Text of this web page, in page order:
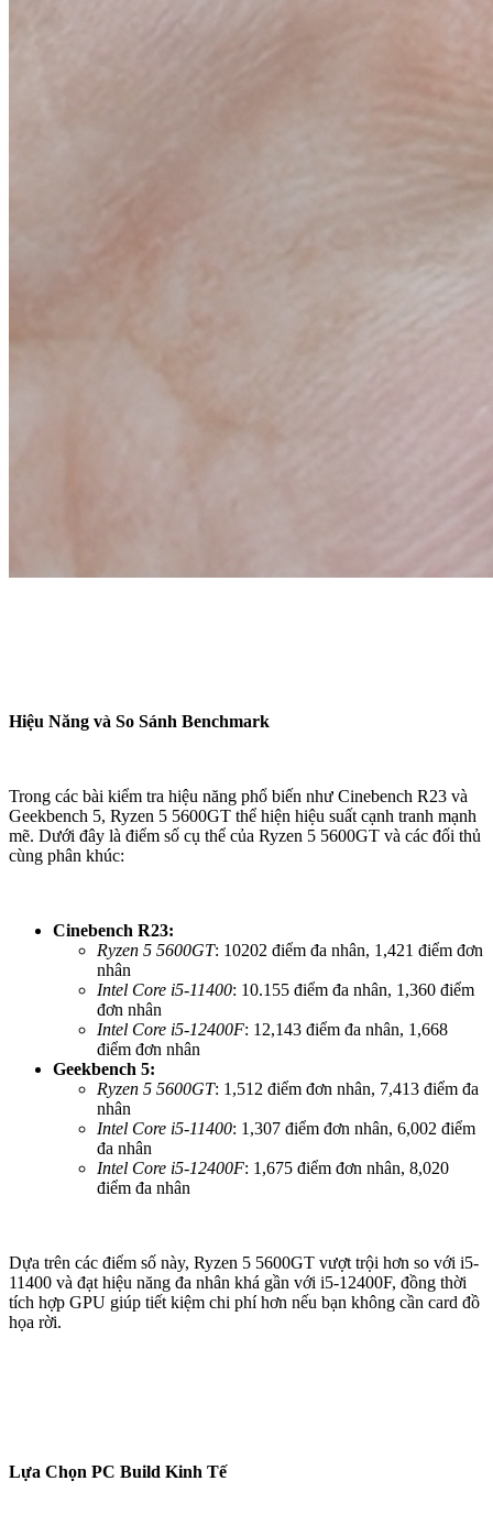
Hiệu Năng và So Sánh Benchmark
Trong các bài kiểm tra hiệu năng phổ biến như Cinebench R23 và
Geekbench 5, Ryzen 5 5600GT thể hiện hiệu suất cạnh tranh mạnh
mẽ. Dưới đây là điểm số cụ thể của Ryzen 5 5600GT và các đối thủ
cùng phân khúc:
Cinebench R23:
Ryzen 5 5600GT: 10202 điểm đa nhân, 1,421 điểm đơn
nhân
Intel Core i5-11400: 10.155 điểm đa nhân, 1,360 điểm
đơn nhân
Intel Core i5-12400F: 12,143 điểm đa nhân, 1,668
điểm đơn nhân
Geekbench 5:
Ryzen 5 5600GT: 1,512 điểm đơn nhân, 7,413 điểm đa
nhân
Intel Core i5-11400: 1,307 điểm đơn nhân, 6,002 điểm
đa nhân
Intel Core i5-12400F: 1,675 điểm đơn nhân, 8,020
điểm đa nhân
Dựa trên các điểm số này, Ryzen 5 5600GT vượt trội hơn so với i5-
11400 và đạt hiệu năng đa nhân khá gần với i5-12400F, đồng thời
tích hợp GPU giúp tiết kiệm chi phí hơn nếu bạn không cần card đồ
họa rời.
Lựa Chọn PC Build Kinh Tế